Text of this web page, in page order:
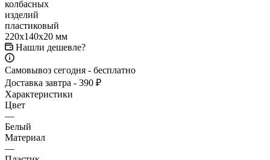
Нашли дешевле?
Самовывоз сегодня - бесплатно
Доставка завтра - 390 ₽
Характеристики
Цвет
—
Белый
Материал
—